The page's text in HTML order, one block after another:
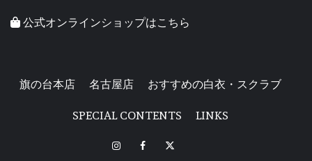
公式オンラインショップはこちら
旗の台本店 名古屋店 おすすめの白衣・スクラブ
SPECIAL CONTENTS LINKS
INSTAGRAM
FACEBOOK
X